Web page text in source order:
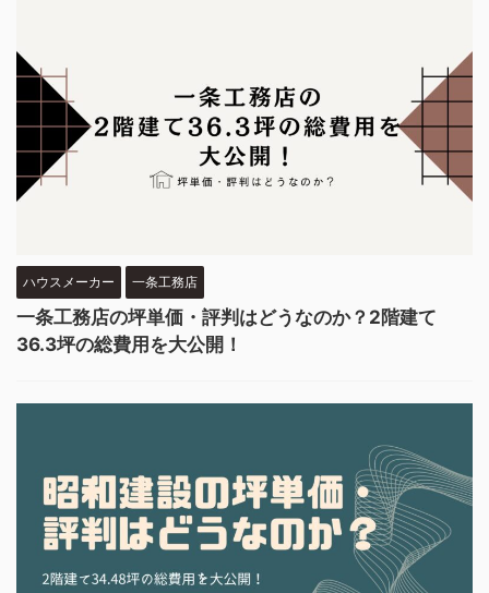
ハウスメーカー 一条工務店
一条工務店の坪単価・評判はどうなのか？2階建て
36.3坪の総費用を大公開！